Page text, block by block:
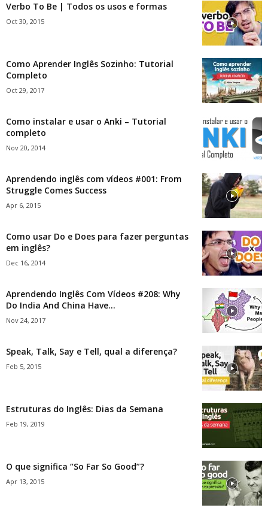
Verbo To Be | Todos os usos e formas
Oct 30, 2015
Como Aprender Inglês Sozinho: Tutorial
Completo
Oct 29, 2017
Como instalar e usar o Anki – Tutorial
completo
Nov 20, 2014
Aprendendo inglês com vídeos #001: From
Struggle Comes Success
Apr 6, 2015
Como usar Do e Does para fazer perguntas
em inglês?
Dec 16, 2014
Aprendendo Inglês Com Vídeos #208: Why
Do India And China Have...
Nov 24, 2017
Speak, Talk, Say e Tell, qual a diferença?
Feb 5, 2015
Estruturas do Inglês: Dias da Semana
Feb 19, 2019
O que significa “So Far So Good”?
Apr 13, 2015